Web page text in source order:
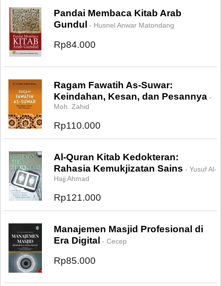
Pandai Membaca Kitab Arab
Gundul
- Husnel Anwar Matondang
Rp84.000
Ragam Fawatih As-Suwar:
Keindahan, Kesan, dan Pesannya -
Moh. Zahid
Rp110.000
Al-Quran Kitab Kedokteran:
Rahasia Kemukjizatan Sains - Yusuf Al-
Hajj Ahmad
Rp121.000
Manajemen Masjid Profesional di
Era Digital - Cecep
Rp85.000